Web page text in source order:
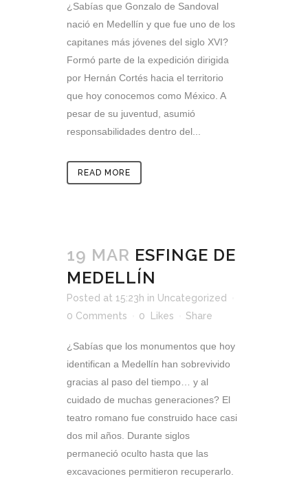
¿Sabías que Gonzalo de Sandoval
nació en Medellín y que fue uno de los
capitanes más jóvenes del siglo XVI?
Formó parte de la expedición dirigida
por Hernán Cortés hacia el territorio
que hoy conocemos como México. A
pesar de su juventud, asumió
responsabilidades dentro del...
READ MORE
19 MAR ESFINGE DE
MEDELLÍN
Posted at 15:23h in Uncategorized
0 Comments
0 Likes Share
¿Sabías que los monumentos que hoy
identifican a Medellín han sobrevivido
gracias al paso del tiempo… y al
cuidado de muchas generaciones? El
teatro romano fue construido hace casi
dos mil años. Durante siglos
permaneció oculto hasta que las
excavaciones permitieron recuperarlo.